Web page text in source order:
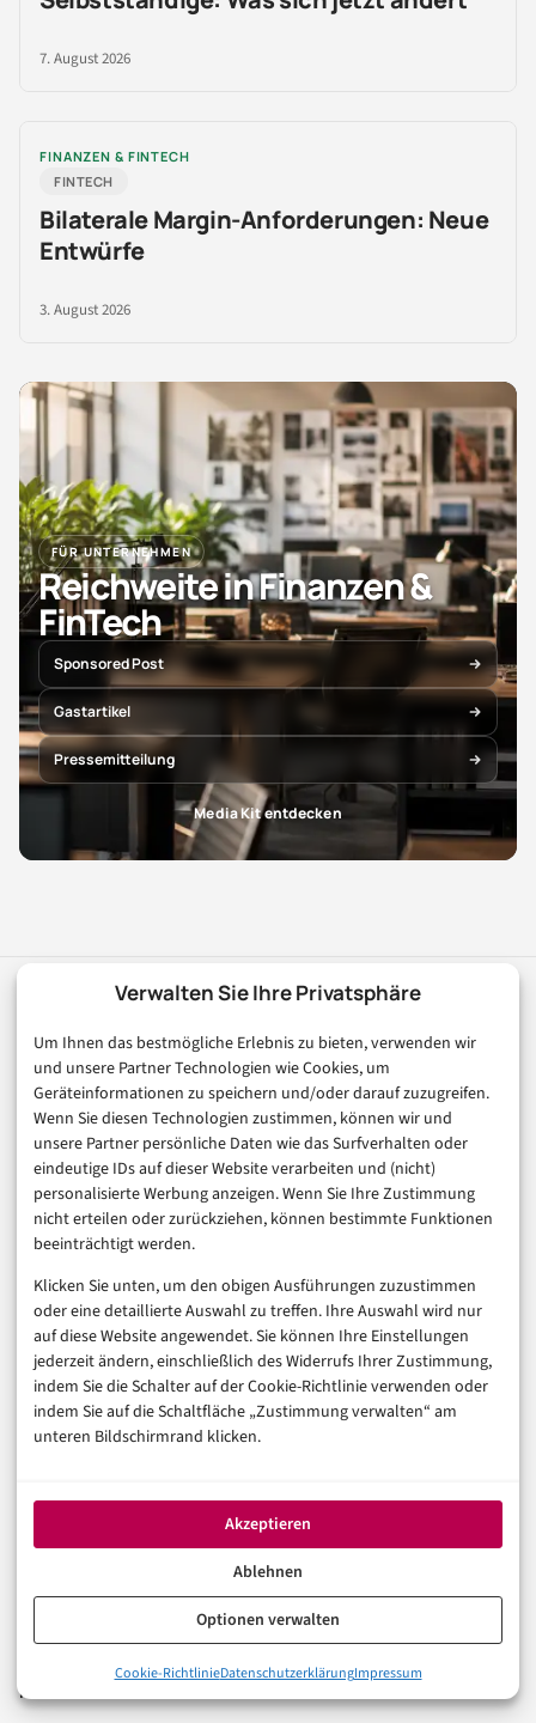
Verwalten Sie Ihre Privatsphäre
Um Ihnen das bestmögliche Erlebnis zu bieten, verwenden wir
und unsere Partner Technologien wie Cookies, um
Geräteinformationen zu speichern und/oder darauf zuzugreifen.
Wenn Sie diesen Technologien zustimmen, können wir und
unsere Partner persönliche Daten wie das Surfverhalten oder
eindeutige IDs auf dieser Website verarbeiten und (nicht)
personalisierte Werbung anzeigen. Wenn Sie Ihre Zustimmung
nicht erteilen oder zurückziehen, können bestimmte Funktionen
beeinträchtigt werden.
Klicken Sie unten, um den obigen Ausführungen zuzustimmen
oder eine detaillierte Auswahl zu treffen. Ihre Auswahl wird nur
auf diese Website angewendet. Sie können Ihre Einstellungen
jederzeit ändern, einschließlich des Widerrufs Ihrer Zustimmung,
indem Sie die Schalter auf der Cookie-Richtlinie verwenden oder
indem Sie auf die Schaltfläche „Zustimmung verwalten“ am
unteren Bildschirmrand klicken.
Akzeptieren
Ablehnen
Optionen verwalten
Cookie-RichtlinieDatenschutzerklärungImpressum
7. August 2026
FINANZEN & FINTECH
FINTECH
Bilaterale Margin-Anforderungen: Neue
Entwürfe
3. August 2026
FÜR UNTERNEHMEN
Reichweite in Finanzen &
FinTech
Sponsored Post
Gastartikel
Pressemitteilung
Media Kit entdecken
Ihr Kompass für die digitale Welt. Fundierte Artikel zu
Digitalisierung, KI, E-Commerce, FinTech und Trends der
digitalen Wirtschaft.
Rubriken
Künstliche Intelligenz
Technologie & IT
E-Commerce & Handel
Consumer & Digital Life
Marketing
Finanzen & FinTech
Business & Karriere
Sicherheit & Recht
Marketing
Magazin
Unsere Redaktion
Werbeformate & Media Kit
Rechtliches